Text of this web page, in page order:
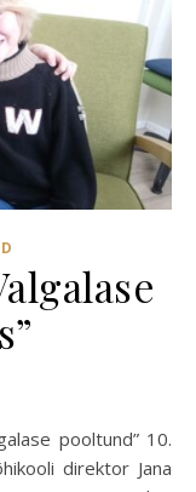
direktor Jana